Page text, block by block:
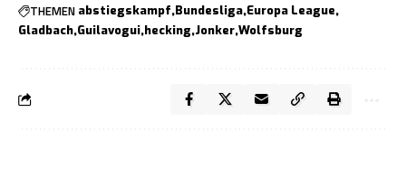
THEMEN abstiegskampf Bundesliga Europa League
Gladbach Guilavogui hecking Jonker Wolfsburg